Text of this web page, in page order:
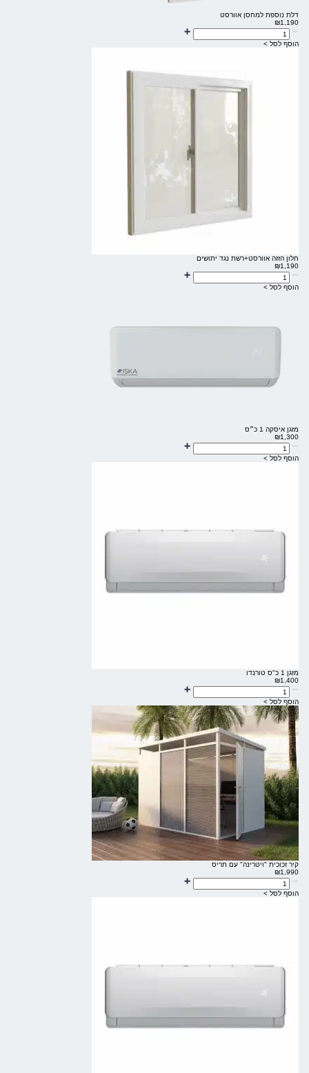
דלת נוספת למחסן אוורסט
₪1,190
הוסף לסל >
חלון הזזה אוורסט+רשת נגד יתושים
₪1,190
הוסף לסל >
מזגן איסקה 1 כ״ס
₪1,300
הוסף לסל >
מזגן 1 כ"ס טורנדו
₪1,400
הוסף לסל >
קיר זכוכית "ויטרינה" עם תריס
₪1,990
הוסף לסל >